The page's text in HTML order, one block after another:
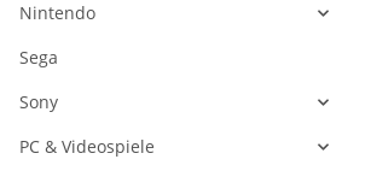
Nintendo
Sega
Sony
PC & Videospiele